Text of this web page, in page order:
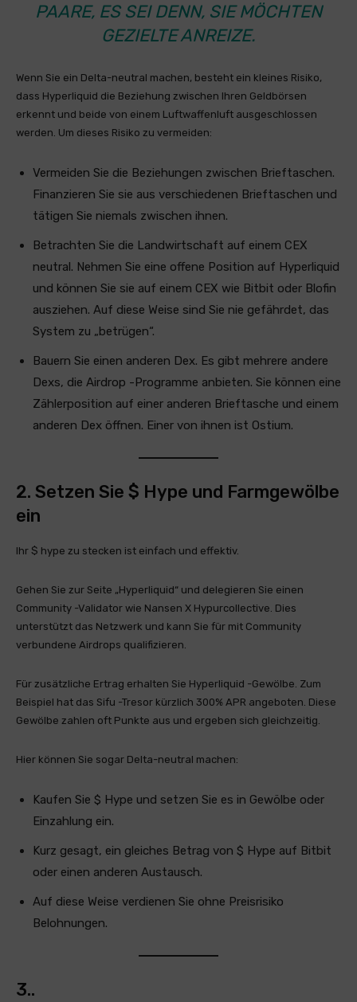
PAARE, ES SEI DENN, SIE MÖCHTEN
GEZIELTE ANREIZE.
Wenn Sie ein Delta-neutral machen, besteht ein kleines Risiko,
dass Hyperliquid die Beziehung zwischen Ihren Geldbörsen
erkennt und beide von einem Luftwaffenluft ausgeschlossen
werden. Um dieses Risiko zu vermeiden:
Vermeiden Sie die Beziehungen zwischen Brieftaschen.
Finanzieren Sie sie aus verschiedenen Brieftaschen und
tätigen Sie niemals zwischen ihnen.
Betrachten Sie die Landwirtschaft auf einem CEX
neutral. Nehmen Sie eine offene Position auf Hyperliquid
und können Sie sie auf einem CEX wie Bitbit oder Blofin
ausziehen. Auf diese Weise sind Sie nie gefährdet, das
System zu „betrügen“.
Bauern Sie einen anderen Dex. Es gibt mehrere andere
Dexs, die Airdrop -Programme anbieten. Sie können eine
Zählerposition auf einer anderen Brieftasche und einem
anderen Dex öffnen. Einer von ihnen ist Ostium.
2. Setzen Sie $ Hype und Farmgewölbe
ein
Ihr $ hype zu stecken ist einfach und effektiv.
Gehen Sie zur Seite „Hyperliquid“ und delegieren Sie einen
Community -Validator wie Nansen X Hypurcollective. Dies
unterstützt das Netzwerk und kann Sie für mit Community
verbundene Airdrops qualifizieren.
Für zusätzliche Ertrag erhalten Sie Hyperliquid -Gewölbe. Zum
Beispiel hat das Sifu -Tresor kürzlich 300% APR angeboten. Diese
Gewölbe zahlen oft Punkte aus und ergeben sich gleichzeitig.
Hier können Sie sogar Delta-neutral machen:
Kaufen Sie $ Hype und setzen Sie es in Gewölbe oder
Einzahlung ein.
Kurz gesagt, ein gleiches Betrag von $ Hype auf Bitbit
oder einen anderen Austausch.
Auf diese Weise verdienen Sie ohne Preisrisiko
Belohnungen.
3..